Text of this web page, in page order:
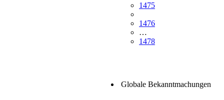
1475
1476
…
1478
Globale Bekanntmachungen